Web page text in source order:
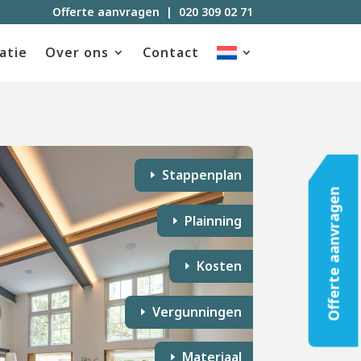
Offerte aanvragen | 020 309 02 71
Over ons Contact
Stappenplan
Plainning
Kosten
Vergunningen
Materiaal
Offerte aanvragen